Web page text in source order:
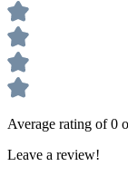
Average rating of 0
Leave a review!